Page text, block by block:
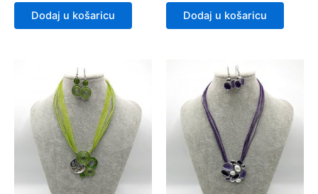
Dodaj u košaricu Dodaj u košaricu